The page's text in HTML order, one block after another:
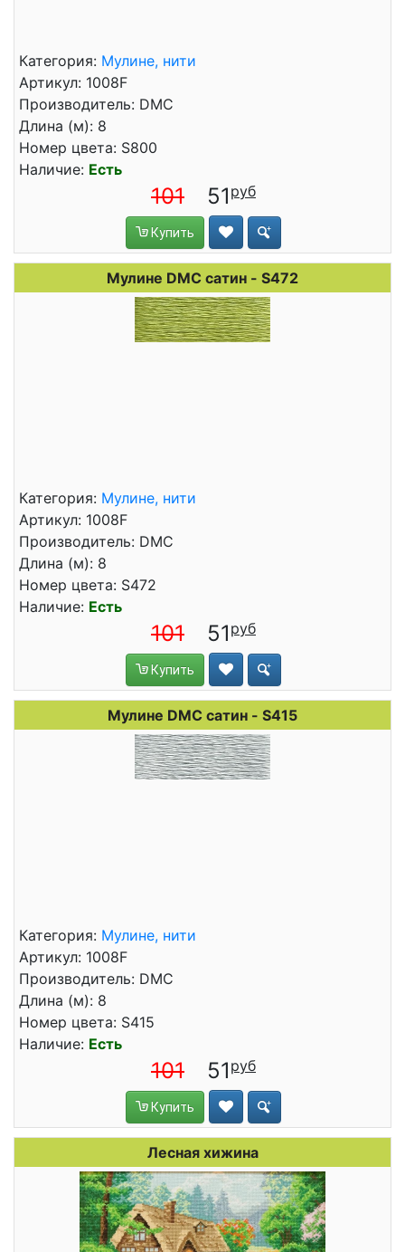
Категория: Мулине, нити
Артикул: 1008F
Производитель: DMC
Длина (м): 8
Номер цвета: S800
Наличие: Есть
101 51
Купить
Мулине DMC сатин - S472
Категория: Мулине, нити
Артикул: 1008F
Производитель: DMC
Длина (м): 8
Номер цвета: S472
Наличие: Есть
101 51
Купить
Мулине DMC сатин - S415
Категория: Мулине, нити
Артикул: 1008F
Производитель: DMC
Длина (м): 8
Номер цвета: S415
Наличие: Есть
101 51
Купить
Лесная хижина